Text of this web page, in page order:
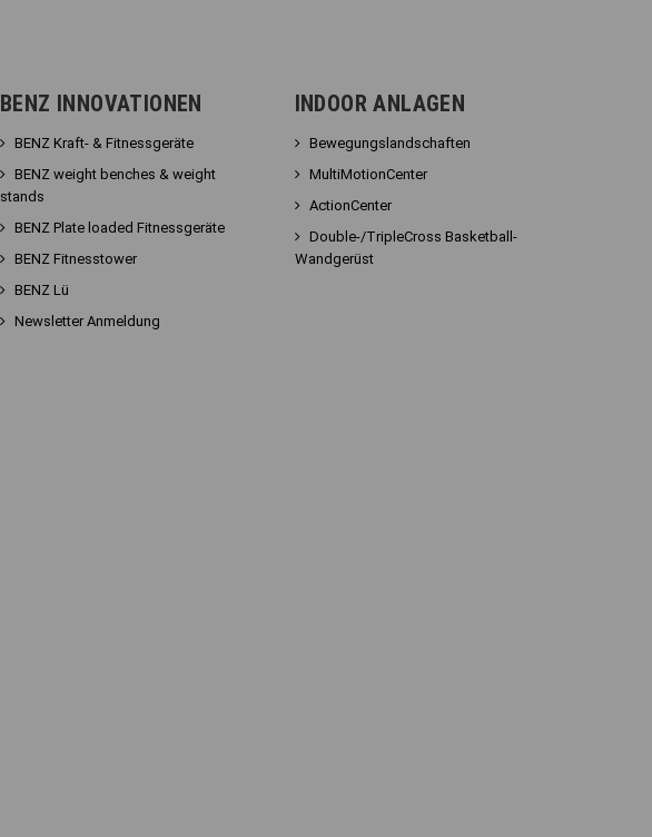
BENZ INNOVATIONEN
BENZ Kraft- & Fitnessgeräte
BENZ weight benches & weight
stands
BENZ Plate loaded Fitnessgeräte
BENZ Fitnesstower
BENZ Lü
Newsletter Anmeldung
INDOOR ANLAGEN
Bewegungslandschaften
MultiMotionCenter
ActionCenter
Double-/TripleCross Basketball-
Wandgerüst